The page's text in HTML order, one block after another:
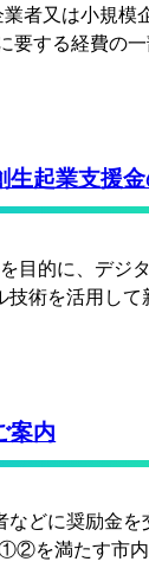
者又は小規
する経費の
生起業支援
目的に、デジ
術を活用し
案内
どに奨励金
を満たす市